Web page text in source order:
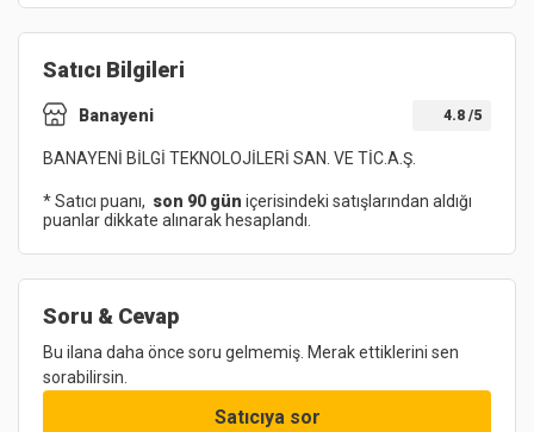
Satıcı Bilgileri
Banayeni 4.8 /5
BANAYENİ BİLGİ TEKNOLOJİLERİ SAN. VE TİC.A.Ş.
* Satıcı puanı, son 90 gün içerisindeki satışlarından aldığı
puanlar dikkate alınarak hesaplandı.
Soru & Cevap
Bu ilana daha önce soru gelmemiş. Merak ettiklerini sen
sorabilirsin.
Satıcıya sor